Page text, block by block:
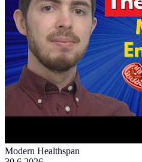
Modern Healthspan